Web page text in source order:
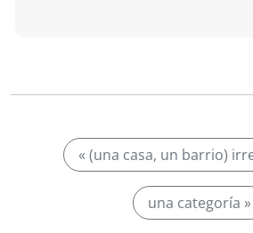
« (una casa, un barrio)
una categoría »